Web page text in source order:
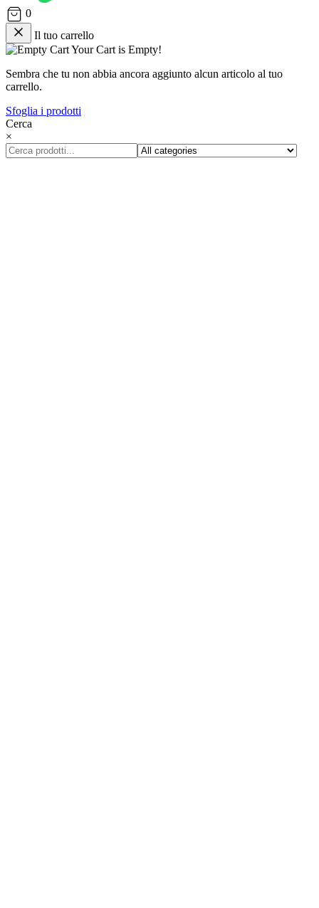
0
Il tuo carrello
Your Cart is Empty!
Sembra che tu non abbia ancora aggiunto alcun articolo al tuo
carrello.
Sfoglia i prodotti
Cerca
×